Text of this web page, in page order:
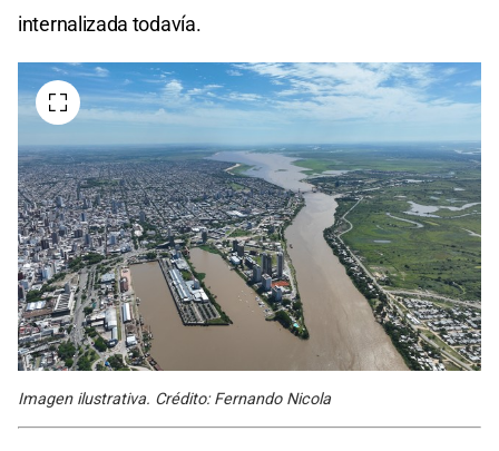
internalizada todavía.
Imagen ilustrativa. Crédito: Fernando Nicola